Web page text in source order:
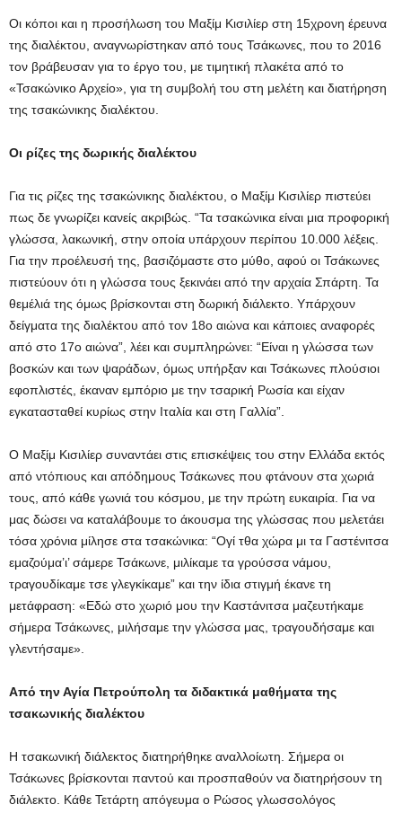
Οι κόποι και η προσήλωση του Μαξίμ Κισιλίερ στη 15χρονη έρευνα
της διαλέκτου, αναγνωρίστηκαν από τους Τσάκωνες, που το 2016
τον βράβευσαν για το έργο του, με τιμητική πλακέτα από το
«Τσακώνικο Αρχείο», για τη συμβολή του στη μελέτη και διατήρηση
της τσακώνικης διαλέκτου.
Οι ρίζες της δωρικής διαλέκτου
Για τις ρίζες της τσακώνικης διαλέκτου, ο Μαξίμ Κισιλίερ πιστεύει
πως δε γνωρίζει κανείς ακριβώς. “Τα τσακώνικα είναι μια προφορική
γλώσσα, λακωνική, στην οποία υπάρχουν περίπου 10.000 λέξεις.
Για την προέλευσή της, βασιζόμαστε στο μύθο, αφού οι Τσάκωνες
πιστεύουν ότι η γλώσσα τους ξεκινάει από την αρχαία Σπάρτη. Τα
θεμέλιά της όμως βρίσκονται στη δωρική διάλεκτο. Υπάρχουν
δείγματα της διαλέκτου από τον 18ο αιώνα και κάποιες αναφορές
από στο 17ο αιώνα”, λέει και συμπληρώνει: “Είναι η γλώσσα των
βοσκών και των ψαράδων, όμως υπήρξαν και Τσάκωνες πλούσιοι
εφοπλιστές, έκαναν εμπόριο με την τσαρική Ρωσία και είχαν
εγκατασταθεί κυρίως στην Ιταλία και στη Γαλλία”.
Ο Μαξίμ Κισιλίερ συναντάει στις επισκέψεις του στην Ελλάδα εκτός
από ντόπιους και απόδημους Τσάκωνες που φτάνουν στα χωριά
τους, από κάθε γωνιά του κόσμου, με την πρώτη ευκαιρία. Για να
μας δώσει να καταλάβουμε το άκουσμα της γλώσσας που μελετάει
τόσα χρόνια μίλησε στα τσακώνικα: “Ογί τθα χώρα μι τα Γαστένιτσα
εμαζούμα’ι’ σάμερε Τσάκωνε, μιλίκαμε τα γρούσσα νάμου,
τραγουδίκαμε τσε γλεγκίκαμε” και την ίδια στιγμή έκανε τη
μετάφραση: «Εδώ στο χωριό μου την Καστάνιτσα μαζευτήκαμε
σήμερα Τσάκωνες, μιλήσαμε την γλώσσα μας, τραγουδήσαμε και
γλεντήσαμε».
Από την Αγία Πετρούπολη τα διδακτικά μαθήματα της
τσακωνικής διαλέκτου
Η τσακωνική διάλεκτος διατηρήθηκε αναλλοίωτη. Σήμερα οι
Τσάκωνες βρίσκονται παντού και προσπαθούν να διατηρήσουν τη
διάλεκτο. Κάθε Τετάρτη απόγευμα ο Ρώσος γλωσσολόγος